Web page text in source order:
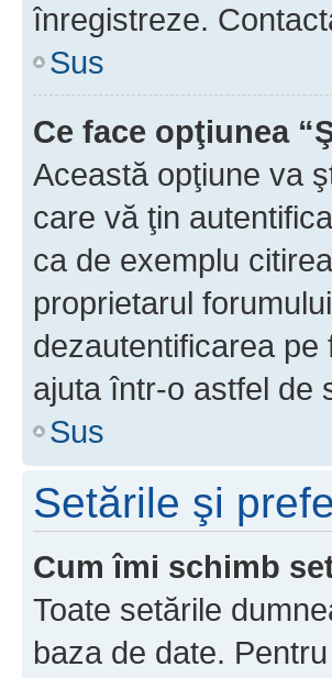
înregistreze.
Sus
Ce face opţiunea
Această opţiune va
care vă ţin
ca de exemplu
proprietarul
dezautentificarea
ajuta într-o astfel de
Sus
Setările şi
Cum îmi schimb
Toate setările
baza de date.